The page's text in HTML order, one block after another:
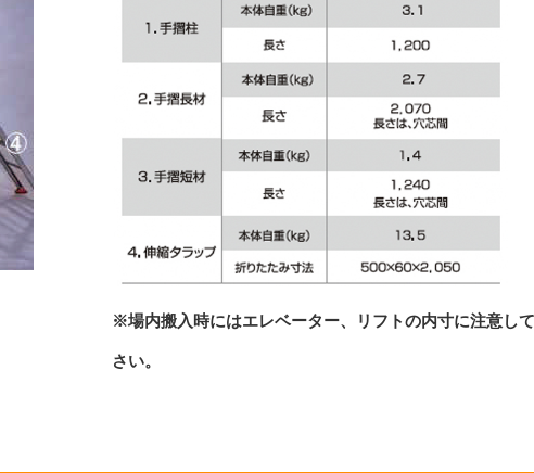
※場内搬入時にはエレベーター、リフトの内寸に注意し
さい。